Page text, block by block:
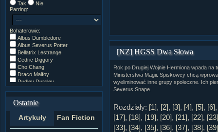
Tak
Nie
Parring:
Bohaterowie:
Albus Dumbledore
Albus Severus Potter
Bellatrix Lestrange
Cedric Diggory
Cho Chang
Draco Malfoy
Dudley Dursley
Godryk Gryffindor
Helga Hufflepuff
Ostatnie
Artykuły Fan Fiction
[NZ] HGSS Dwa Słowa
Rok po Drugiej Wojnie Hermiona wpada na
Ministerstwa Magii. Spiskowcy chcą
wyeliminować inne grupy społeczne. Ich
Severus Snape.
Rozdziały: [1], [2], [3], [4], [5], [6]
[17], [18], [19], [20], [21], [22], [23]
[33], [34], [35], [36], [37], [38], [39]